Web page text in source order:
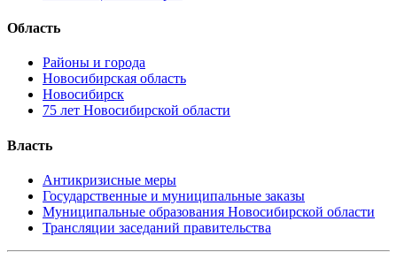
Область
Районы и города
Новосибирская область
Новосибирск
75 лет Новосибирской области
Власть
Антикризисные меры
Государственные и муниципальные заказы
Муниципальные образования Новосибирской области
Трансляции заседаний правительства